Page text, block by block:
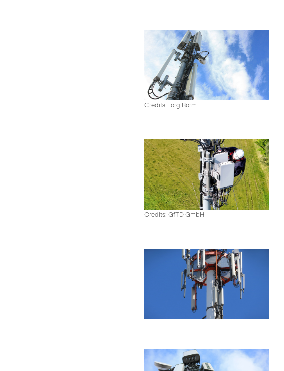
Credits: Jörg Borm
Credits: GfTD GmbH